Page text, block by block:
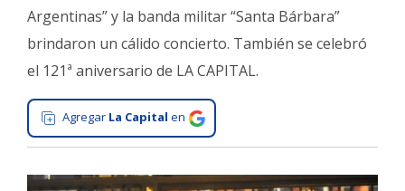
Zona
Cultura
Tecnología
Gastronomía
Salud
Interés
Argentinas” y la banda militar “Santa Bárbara”
brindaron un cálido concierto. También se celebró
el 121ª aniversario de LA CAPITAL.
Agregar La Capital en